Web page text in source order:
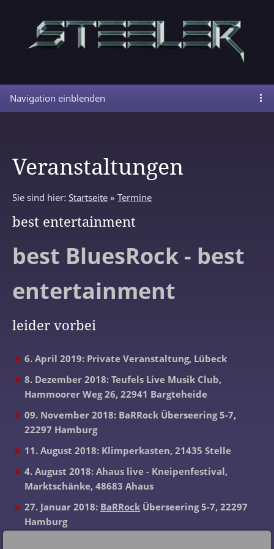
Navigation einblenden
Veranstaltungen
Sie sind hier: Startseite » Termine
best entertainment
best BluesRock - best
entertainment
leider vorbei
6. April 2019: Private Veranstaltung, Lübeck
8. Dezember 2018: Teufels Live Musik Club,
Hammoorer Weg 26, 22941 Bargteheide
09. November 2018: BaRRock Überseering 5-7,
22297 Hamburg
11. August 2018: Klimperkasten, 21435 Stelle
4. August 2018: Ahaus live - Kneipenfestival,
Marktschänke, 48683 Ahaus
27. Januar 2018: BaRRock Überseering 5-7, 22297
Hamburg